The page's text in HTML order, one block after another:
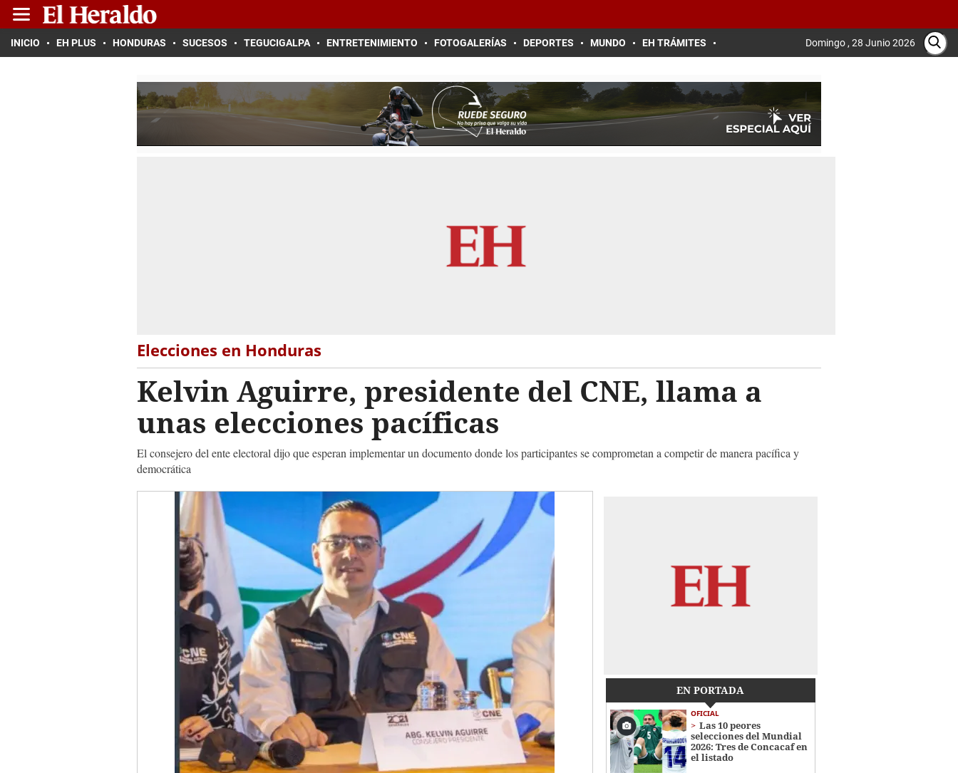
INICIO EH PLUS HONDURAS SUCESOS TEGUCIGALPA ENTRETENIMIENTO FOTOGALERÍAS DEPORTES MUNDO EH TRÁMITES Domingo , 28 Junio 2026
Elecciones en Honduras
Kelvin Aguirre, presidente del CNE, llama a
unas elecciones pacíficas
El consejero del ente electoral dijo que esperan implementar un documento donde los participantes se comprometan a competir de manera pacífica y
democrática
EN PORTADA
OFICIAL
Las 10 peores
selecciones del Mundial
2026: Tres de Concacaf en
el listado